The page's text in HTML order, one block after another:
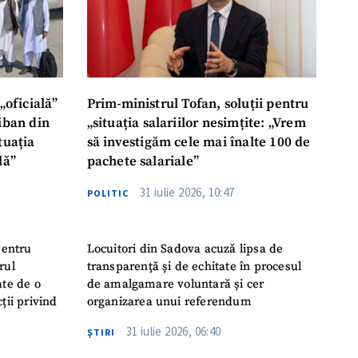
din
de o
privind
Prim-ministrul Tofan, soluții pentru
„situația salariilor nesimțite: „Vrem
să investigăm cele mai înalte 100 de
pachete salariale”
POLITIC 31 iulie 2026, 10:47
Locuitori din Sadova acuză lipsa de
transparență și de echitate în procesul
de amalgamare voluntară și cer
organizarea unui referendum
ŞTIRI 31 iulie 2026, 06:40